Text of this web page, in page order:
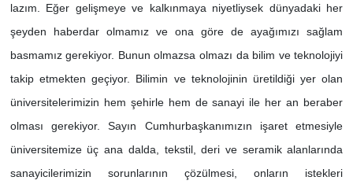
lazım. Eğer gelişmeye ve kalkınmaya niyetliysek dünyadaki her
şeyden haberdar olmamız ve ona göre de ayağımızı sağlam
basmamız gerekiyor. Bunun olmazsa olmazı da bilim ve teknolojiyi
takip etmekten geçiyor. Bilimin ve teknolojinin üretildiği yer olan
üniversitelerimizin hem şehirle hem de sanayi ile her an beraber
olması gerekiyor. Sayın Cumhurbaşkanımızın işaret etmesiyle
üniversitemize üç ana dalda, tekstil, deri ve seramik alanlarında
sanayicilerimizin sorunlarının çözülmesi, onların istekleri